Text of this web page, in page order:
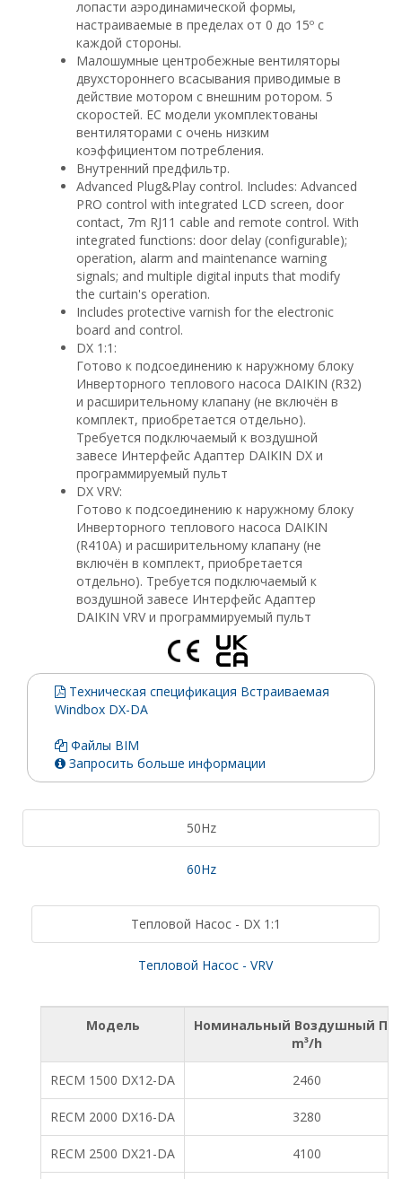
лопасти аэродинамической формы,
настраиваемые в пределах от 0 до 15º с
каждой стороны.
Малошумные центробежные вентиляторы
двухстороннего всасывания приводимые в
действие мотором с внешним ротором. 5
скоростей. EC модели укомплектованы
вентиляторами с очень низким
коэффициентом потребления.
Внутренний предфильтр.
Advanced Plug&Play control. Includes: Advanced
PRO control with integrated LCD screen, door
contact, 7m RJ11 cable and remote control. With
integrated functions: door delay (configurable);
operation, alarm and maintenance warning
signals; and multiple digital inputs that modify
the curtain's operation.
Includes protective varnish for the electronic
board and control.
DX 1:1:
Готово к подсоединению к наружному блоку
Инверторного теплового насоса DAIKIN (R32)
и расширительному клапану (не включён в
комплект, приобретается отдельно).
Требуется подключаемый к воздушной
завесе Интерфейс Адаптер DAIKIN DX и
программируемый пульт
DX VRV:
Готово к подсоединению к наружному блоку
Инверторного теплового насоса DAIKIN
(R410A) и расширительному клапану (не
включён в комплект, приобретается
отдельно). Требуется подключаемый к
воздушной завесе Интерфейс Адаптер
DAIKIN VRV и программируемый пульт
Техническая спецификация Встраиваемая
Windbox DX-DA
Файлы BIM
Запросить больше информации
50Hz
60Hz
Тепловой Насос - DX 1:1
Тепловой Насос - VRV
Модель
Номинальный Воздушный
m³/h
RECM 1500 DX12-DA 2460
RECM 2000 DX16-DA 3280
RECM 2500 DX21-DA 4100